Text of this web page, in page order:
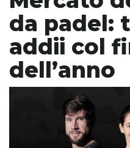
da padel:
addii col
dell’anno